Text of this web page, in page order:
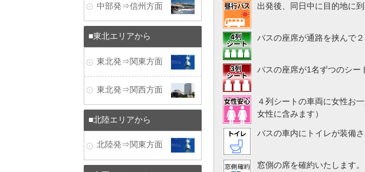
出発後、同日中に目的地に
バスの座席が通路を挟んで
バスの座席が1名ずつのシー
４列シートの車両に女性お
女性に含みます）
バスの車内にトイレが装備さ
窓側の席を確約いたします。
中部発⇒信州方面
東北エリアから
東北発⇒関東方面
東北発⇒関西方面
北陸エリアから
北陸発⇒関東方面